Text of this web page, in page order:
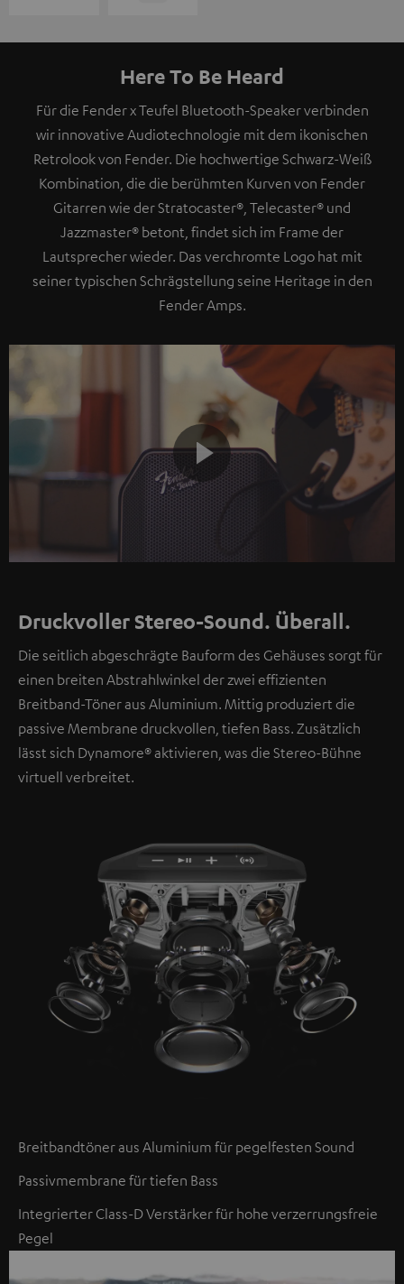
Here To Be Heard
Für die Fender x Teufel Bluetooth-Speaker verbinden
wir innovative Audiotechnologie mit dem ikonischen
Retrolook von Fender. Die hochwertige Schwarz-Weiß
Kombination, die die berühmten Kurven von Fender
Gitarren wie der Stratocaster®, Telecaster® und
Jazzmaster® betont, findet sich im Frame der
Lautsprecher wieder. Das verchromte Logo hat mit
seiner typischen Schrägstellung seine Heritage in den
Fender Amps.
Play
Video
Druckvoller Stereo-Sound. Überall.
Die seitlich abgeschrägte Bauform des Gehäuses sorgt für
einen breiten Abstrahlwinkel der zwei effizienten
Breitband-Töner aus Aluminium. Mittig produziert die
passive Membrane druckvollen, tiefen Bass. Zusätzlich
lässt sich Dynamore® aktivieren, was die Stereo-Bühne
virtuell verbreitet.
Breitbandtöner aus Aluminium für pegelfesten Sound
Passivmembrane für tiefen Bass
Integrierter Class-D Verstärker für hohe verzerrungsfreie
Pegel